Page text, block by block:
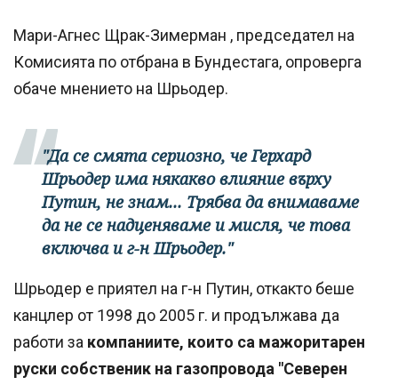
Мари-Агнес Щрак-Зимерман , председател на
Комисията по отбрана в Бундестага, опроверга
обаче мнението на Шрьодер.
"Да се смята сериозно, че Герхард
Шрьодер има някакво влияние върху
Путин, не знам... Трябва да внимаваме
да не се надценяваме и мисля, че това
включва и г-н Шрьодер."
Шрьодер е приятел на г-н Путин, откакто беше
канцлер от 1998 до 2005 г. и продължава да
работи за компаниите, които са мажоритарен
руски собственик на газопровода "Северен